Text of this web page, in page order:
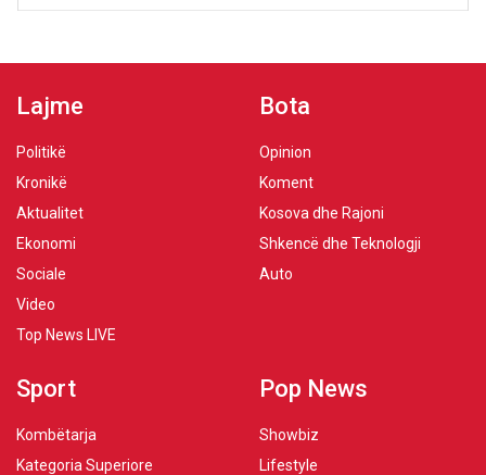
Lajme
Politikë
Kronikë
Aktualitet
Ekonomi
Sociale
Video
Top News LIVE
Bota
Opinion
Koment
Kosova dhe Rajoni
Shkencë dhe Teknologji
Auto
Sport
Kombëtarja
Kategoria Superiore
Pop News
Showbiz
Lifestyle